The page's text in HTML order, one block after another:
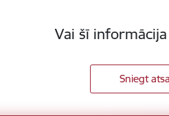
Vai šī
Sniegt